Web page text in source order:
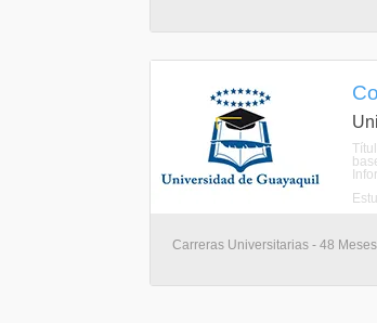
Carreras Universitarias - 48